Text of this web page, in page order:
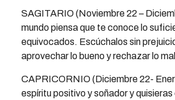
SAGITARIO (Noviembre 22 –
mundo piensa que te conoce lo
equivocados. Escúchalos sin
aprovechar lo bueno y rechazar lo
CAPRICORNIO (Diciembre 22-
espíritu positivo y soñador y